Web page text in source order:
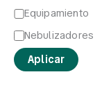
Equipamiento
Nebulizadores
Aplicar